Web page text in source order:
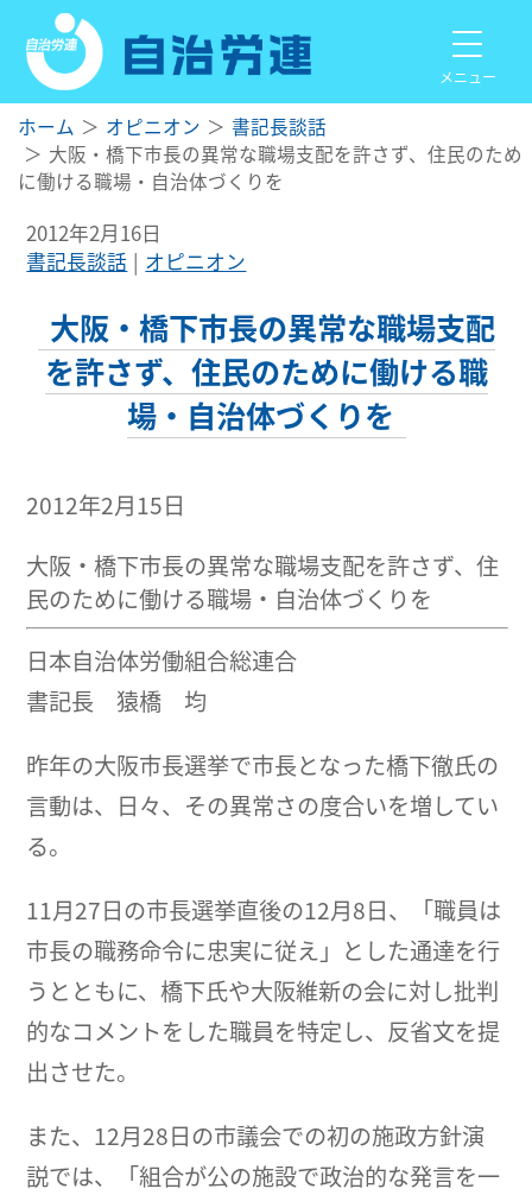
メニュー
ホーム オピニオン
書記長談話
大阪・橋下市長の異常な職場支配を許さず、住民のため
に働ける職場・自治体づくりを
2012年2月16日
書記長談話
オピニオン
大阪・橋下市長の異常な職場支配
を許さず、住民のために働ける職
場・自治体づくりを
2012年2月15日
大阪・橋下市長の異常な職場支配を許さず、住
民のために働ける職場・自治体づくりを
日本自治体労働組合総連合
書記長 猿橋 均
昨年の大阪市長選挙で市長となった橋下徹氏の
言動は、日々、その異常さの度合いを増してい
る。
11月27日の市長選挙直後の12月8日、「職員は
市長の職務命令に忠実に従え」とした通達を行
うとともに、橋下氏や大阪維新の会に対し批判
的なコメントをした職員を特定し、反省文を提
出させた。
また、12月28日の市議会での初の施政方針演
説では、「組合が公の施設で政治的な発言を一